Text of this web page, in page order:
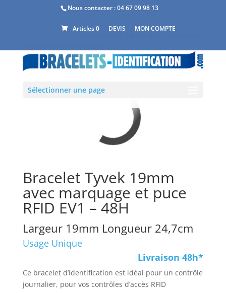
Nous contacter :04 67 09 98 13
Articles 0 DEVIS MON COMPTE
Sélectionner une page
Bracelet Tyvek 19mm
avec marquage et puce
RFID EV1 – 48H
Largeur 19mm Longueur 24,7cm
Usage Unique
Livraison 48h*
Ce bracelet d’identification est idéal pour un contrôle
journalier, pour vos contrôles d’accès RFID